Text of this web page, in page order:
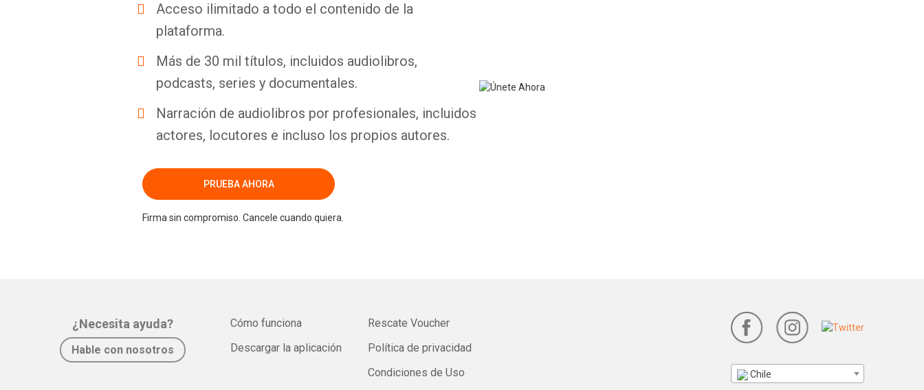
Acceso ilimitado a todo el contenido de la
plataforma.
Más de 30 mil títulos, incluidos audiolibros,
podcasts, series y documentales.
Narración de audiolibros por profesionales, incluidos
actores, locutores e incluso los propios autores.
PRUEBA AHORA
Firma sin compromiso. Cancele cuando quiera.
¿Necesita ayuda?
Hable con nosotros
Cómo funciona
Descargar la aplicación
Rescate Voucher
Política de privacidad
Condiciones de Uso
Chile